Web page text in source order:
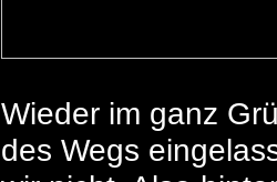
Wieder im ganz
des Wegs